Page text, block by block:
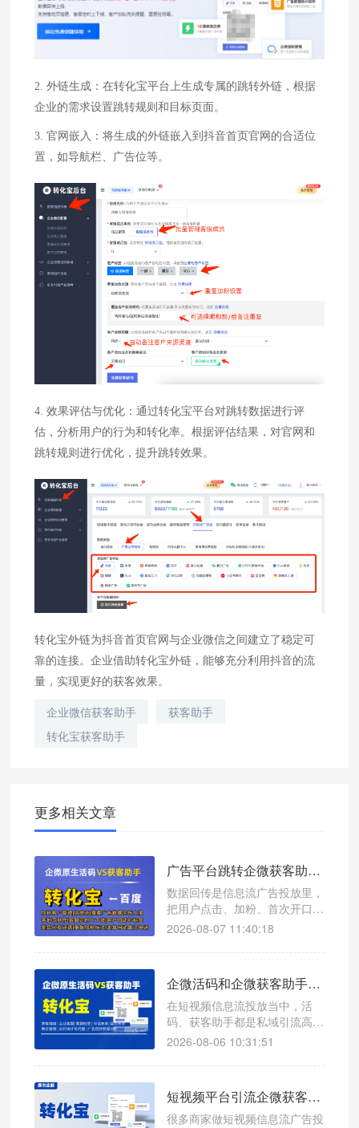
2. 外链生成：在转化宝平台上生成专属的跳转外链，根据
企业的需求设置跳转规则和目标页面。
3. 官网嵌入：将生成的外链嵌入到抖音首页官网的合适位
置，如导航栏、广告位等。
4. 效果评估与优化：通过转化宝平台对跳转数据进行评
估，分析用户的行为和转化率。根据评估结果，对官网和
跳转规则进行优化，提升跳转效果。
转化宝外链为抖音首页官网与企业微信之间建立了稳定可
靠的连接。企业借助转化宝外链，能够充分利用抖音的流
量，实现更好的获客效果。
企业微信获客助手
获客助手
转化宝获客助手
更多相关文章
广告平台跳转企微获客助手数据回传配置指南
数据回传是信息流广告投放里，
把用户点击、加粉、首次开口等
转化行为反馈给广告平台的核心
以识别高意向用户，持续优化投
化宝完成整套数据回传配置的实
操流程。
2026-08-07 11:40:18
企微活码和企微获客助手哪个更稳定，转化宝可以实现哪些功能
在短视频信息流投放当中，活
码、获客助手都是私域引流高频
工具，但二者产品定位完全不一
获客助手主打短链路一步加粉。
转化，还容易触发平台风控，造
成引流链路直接失效。
2026-08-06 10:31:51
短视频平台引流企微获客助手，数据回传有多重要？
很多商家做短视频信息流广告投